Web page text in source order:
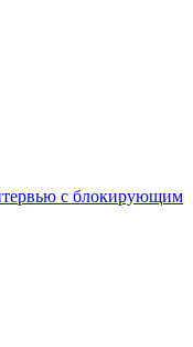
с блокирующим